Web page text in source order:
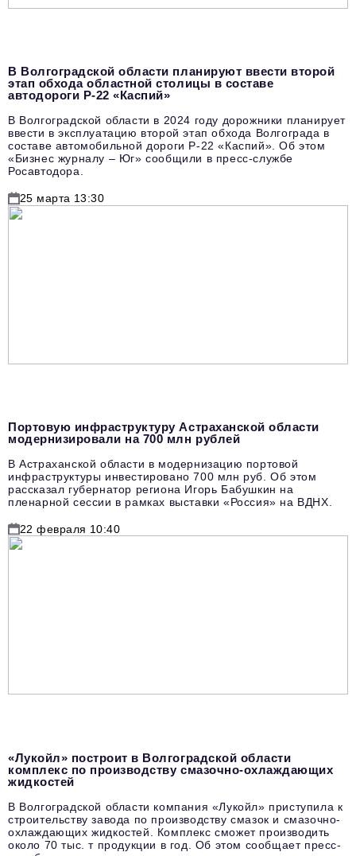
В Волгоградской области планируют ввести второй
этап обхода областной столицы в составе
автодороги Р-22 «Каспий»
В Волгоградской области в 2024 году дорожники планирует
ввести в эксплуатацию второй этап обхода Волгограда в
составе автомобильной дороги Р-22 «Каспий». Об этом
«Бизнес журналу – Юг» сообщили в пресс-службе
Росавтодора.
25 марта 13:30
Портовую инфраструктуру Астраханской области
модернизировали на 700 млн рублей
В Астраханской области в модернизацию портовой
инфраструктуры инвестировано 700 млн руб. Об этом
рассказал губернатор региона Игорь Бабушкин на
пленарной сессии в рамках выставки «Россия» на ВДНХ.
22 февраля 10:40
«Лукойл» построит в Волгоградской области
комплекс по производству смазочно-охлаждающих
жидкостей
В Волгоградской области компания «Лукойл» приступила к
строительству завода по производству смазок и смазочно-
охлаждающих жидкостей. Комплекс сможет производить
около 70 тыс. т продукции в год. Об этом сообщает пресс-